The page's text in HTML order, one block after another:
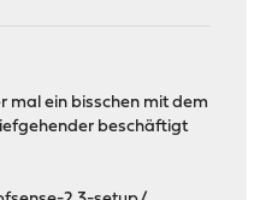
mal ein bisschen mit dem
beschäftigt